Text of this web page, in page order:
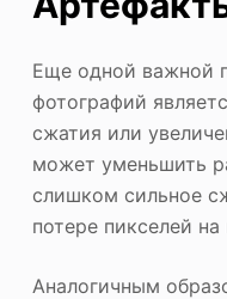
Еще одной важной
фотографий
сжатия или
может уменьшить
слишком сильное
потере пикселей
Аналогичным